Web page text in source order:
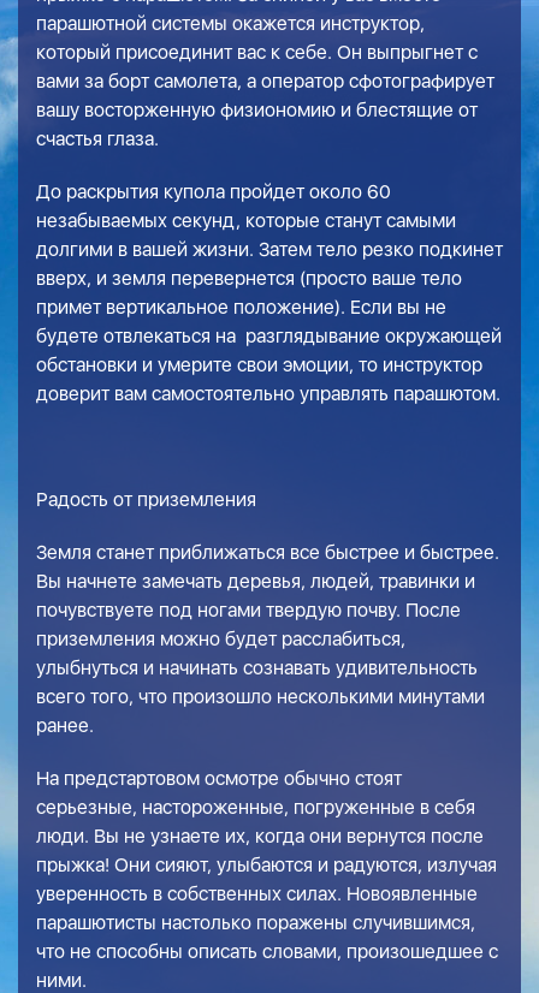
парашютной системы окажется инструктор,
который присоединит вас к себе. Он выпрыгнет с
вами за борт самолета, а оператор сфотографирует
вашу восторженную физиономию и блестящие от
счастья глаза.
До раскрытия купола пройдет около 60
незабываемых секунд, которые станут самыми
долгими в вашей жизни. Затем тело резко подкинет
вверх, и земля перевернется (просто ваше тело
примет вертикальное положение). Если вы не
будете отвлекаться на разглядывание окружающей
обстановки и умерите свои эмоции, то инструктор
доверит вам самостоятельно управлять парашютом.
Радость от приземления
Земля станет приближаться все быстрее и быстрее.
Вы начнете замечать деревья, людей, травинки и
почувствуете под ногами твердую почву. После
приземления можно будет расслабиться,
улыбнуться и начинать сознавать удивительность
всего того, что произошло несколькими минутами
ранее.
На предстартовом осмотре обычно стоят
серьезные, настороженные, погруженные в себя
люди. Вы не узнаете их, когда они вернутся после
прыжка! Они сияют, улыбаются и радуются, излучая
уверенность в собственных силах. Новоявленные
парашютисты настолько поражены случившимся,
что не способны описать словами, произошедшее с
ними.